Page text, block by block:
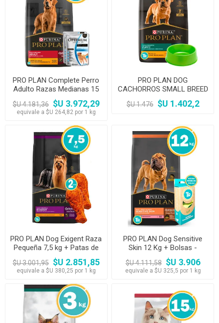
PRO PLAN Complete Perro
Adulto Razas Medianas 15
Kg + Salsa Optimum
$U 4.181,36 $U 3.972,29
equivale a $U 264,82 por 1 kg
PRO PLAN DOG
CACHORROS SMALL BREED
3KG + COMEDERO
$U 1.476 $U 1.402,2
PRO PLAN Dog Exigent Raza
Pequeña 7,5 kg + Patas de
pollo - PROMO WEB
$U 3.001,95 $U 2.851,85
equivale a $U 380,25 por 1 kg
PRO PLAN Dog Sensitive
Skin 12 Kg + Bolsas -
PROMO WEB
$U 4.111,58 $U 3.906
equivale a $U 325,5 por 1 kg